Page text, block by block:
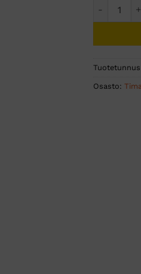
Tuotetunnus
Osasto: